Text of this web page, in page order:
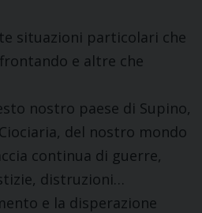
situazioni particolari che
e altre che
nostro paese di Supino,
del nostro mondo
continua di guerre,
distruzioni…
e la disperazione